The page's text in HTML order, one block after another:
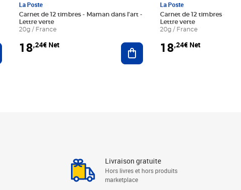
au panier
La Poste
Carnet de 12 timbres - Maman dans l'art -
Lettre verte
20g / France
18,24€ Net Ajouter au panier
La Poste
Carnet de 12 timbres - Le
Lettre verte
20g / France
18,24€ Net
Livraison gratuite
Hors livres et hors produits
marketplace